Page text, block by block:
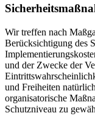
Wir treffen nach
Berücksichtigung des
und der Zwecke der
und Freiheiten
organisatorische
Schutzniveau zu